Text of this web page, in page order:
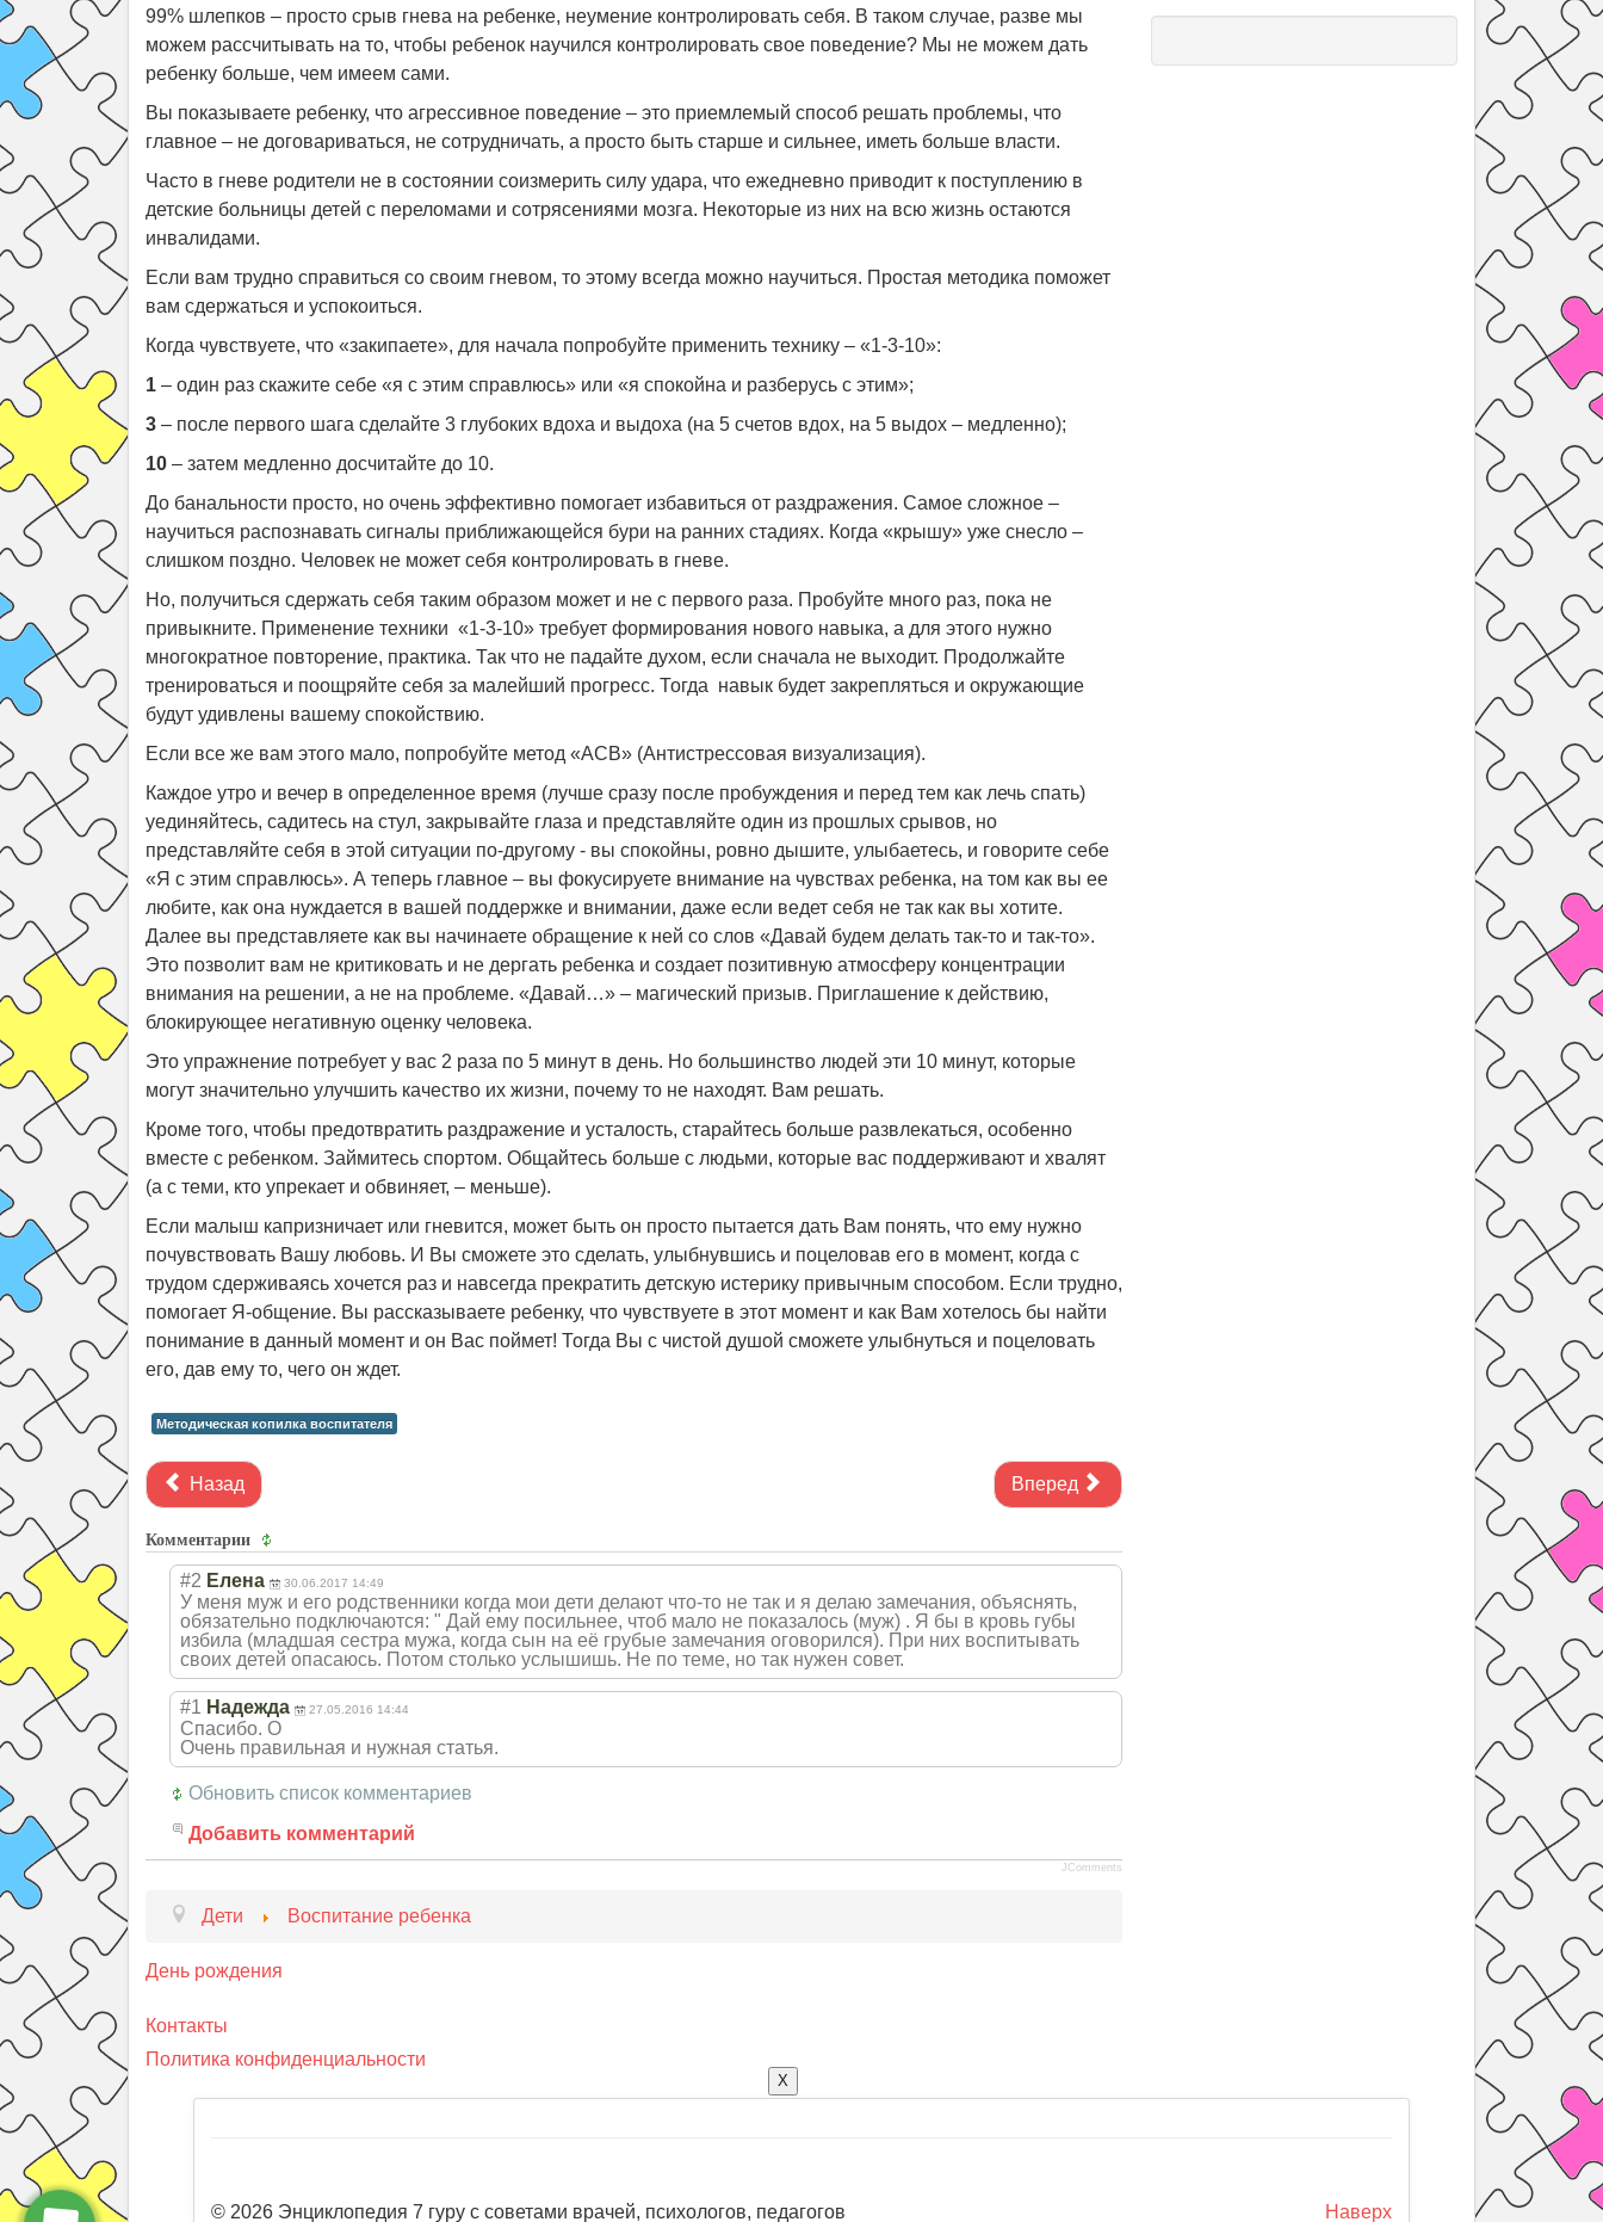
99% шлепков – просто срыв гнева на ребенке, неумение контролировать себя. В таком случае, разве мы
можем рассчитывать на то, чтобы ребенок научился контролировать свое поведение? Мы не можем дать
ребенку больше, чем имеем сами.
Вы показываете ребенку, что агрессивное поведение – это приемлемый способ решать проблемы, что
главное – не договариваться, не сотрудничать, а просто быть старше и сильнее, иметь больше власти.
Часто в гневе родители не в состоянии соизмерить силу удара, что ежедневно приводит к поступлению в
детские больницы детей с переломами и сотрясениями мозга. Некоторые из них на всю жизнь остаются
инвалидами.
Если вам трудно справиться со своим гневом, то этому всегда можно научиться. Простая методика поможет
вам сдержаться и успокоиться.
Когда чувствуете, что «закипаете», для начала попробуйте применить технику – «1-3-10»:
1 – один раз скажите себе «я с этим справлюсь» или «я спокойна и разберусь с этим»;
3 – после первого шага сделайте 3 глубоких вдоха и выдоха (на 5 счетов вдох, на 5 выдох – медленно);
10 – затем медленно досчитайте до 10.
До банальности просто, но очень эффективно помогает избавиться от раздражения. Самое сложное –
научиться распознавать сигналы приближающейся бури на ранних стадиях. Когда «крышу» уже снесло –
слишком поздно. Человек не может себя контролировать в гневе.
Но, получиться сдержать себя таким образом может и не с первого раза. Пробуйте много раз, пока не
привыкните. Применение техники «1-3-10» требует формирования нового навыка, а для этого нужно
многократное повторение, практика. Так что не падайте духом, если сначала не выходит. Продолжайте
тренироваться и поощряйте себя за малейший прогресс. Тогда навык будет закрепляться и окружающие
будут удивлены вашему спокойствию.
Если все же вам этого мало, попробуйте метод «АСВ» (Антистрессовая визуализация).
Каждое утро и вечер в определенное время (лучше сразу после пробуждения и перед тем как лечь спать)
уединяйтесь, садитесь на стул, закрывайте глаза и представляйте один из прошлых срывов, но
представляйте себя в этой ситуации по-другому - вы спокойны, ровно дышите, улыбаетесь, и говорите себе
«Я с этим справлюсь». А теперь главное – вы фокусируете внимание на чувствах ребенка, на том как вы ее
любите, как она нуждается в вашей поддержке и внимании, даже если ведет себя не так как вы хотите.
Далее вы представляете как вы начинаете обращение к ней со слов «Давай будем делать так-то и так-то».
Это позволит вам не критиковать и не дергать ребенка и создает позитивную атмосферу концентрации
внимания на решении, а не на проблеме. «Давай…» – магический призыв. Приглашение к действию,
блокирующее негативную оценку человека.
Это упражнение потребует у вас 2 раза по 5 минут в день. Но большинство людей эти 10 минут, которые
могут значительно улучшить качество их жизни, почему то не находят. Вам решать.
Кроме того, чтобы предотвратить раздражение и усталость, старайтесь больше развлекаться, особенно
вместе с ребенком. Займитесь спортом. Общайтесь больше с людьми, которые вас поддерживают и хвалят
(а с теми, кто упрекает и обвиняет, – меньше).
Если малыш капризничает или гневится, может быть он просто пытается дать Вам понять, что ему нужно
почувствовать Вашу любовь. И Вы сможете это сделать, улыбнувшись и поцеловав его в момент, когда с
трудом сдерживаясь хочется раз и навсегда прекратить детскую истерику привычным способом. Если трудно,
помогает Я-общение. Вы рассказываете ребенку, что чувствуете в этот момент и как Вам хотелось бы найти
понимание в данный момент и он Вас поймет! Тогда Вы с чистой душой сможете улыбнуться и поцеловать
его, дав ему то, чего он ждет.
Методическая копилка воспитателя
Назад Вперед
Комментарии
#2 Елена 30.06.2017 14:49
У меня муж и его родственники когда мои дети делают что-то не так и я делаю замечания, объяснять,
обязательно подключаются: " Дай ему посильнее, чтоб мало не показалось (муж) . Я бы в кровь губы
избила (младшая сестра мужа, когда сын на её грубые замечания оговорился). При них воспитывать
своих детей опасаюсь. Потом столько услышишь. Не по теме, но так нужен совет.
#1 Надежда 27.05.2016 14:44
Спасибо. О
Очень правильная и нужная статья.
Обновить список комментариев
Добавить комментарий
JComments
Дети Воспитание ребенка
День рождения
Контакты
Политика конфиденциальности
X
Наверх
© 2026 Энциклопедия 7 гуру с советами врачей, психологов, педагогов